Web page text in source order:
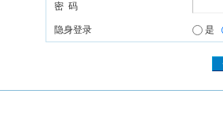
密 码
隐身登录 是